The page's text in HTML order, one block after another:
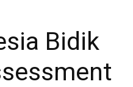
Bidik